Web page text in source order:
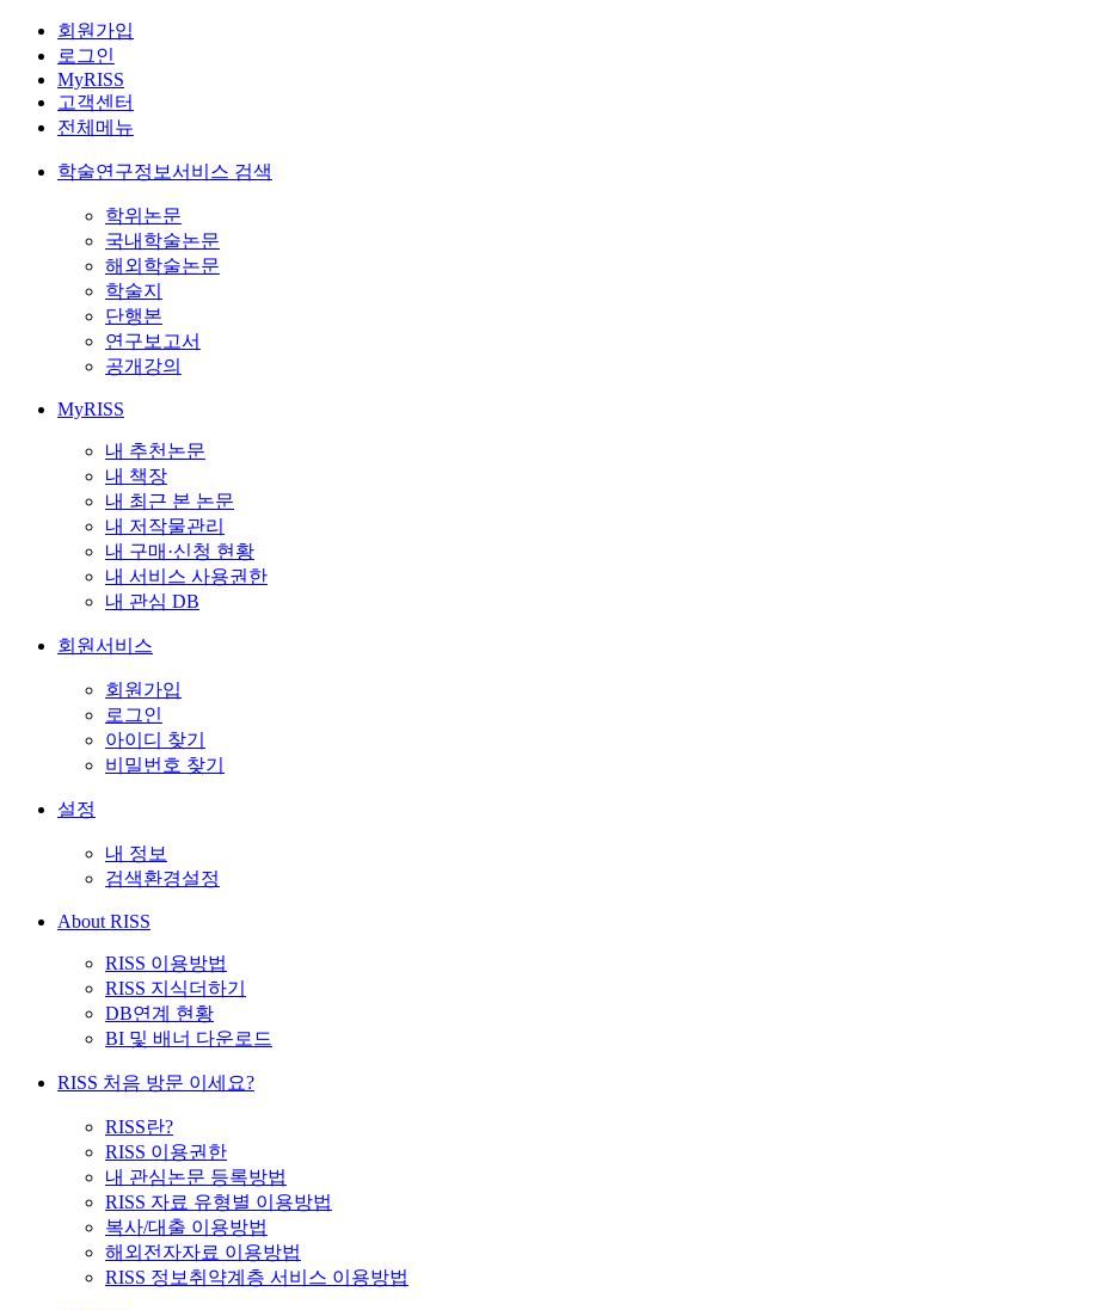
회원가입
로그인
MyRISS
고객센터
전체메뉴
학술연구정보서비스 검색
학위논문
국내학술논문
해외학술논문
학술지
단행본
연구보고서
공개강의
MyRISS
내 추천논문
내 책장
내 최근 본 논문
내 저작물관리
내 구매·신청 현황
내 서비스 사용권한
내 관심 DB
회원서비스
회원가입
로그인
아이디 찾기
비밀번호 찾기
설정
내 정보
검색환경설정
About RISS
RISS 이용방법
RISS 지식더하기
DB연계 현황
BI 및 배너 다운로드
RISS 처음 방문 이세요?
RISS란?
RISS 이용권한
내 관심논문 등록방법
RISS 자료 유형별 이용방법
복사/대출 이용방법
해외전자자료 이용방법
RISS 정보취약계층 서비스 이용방법